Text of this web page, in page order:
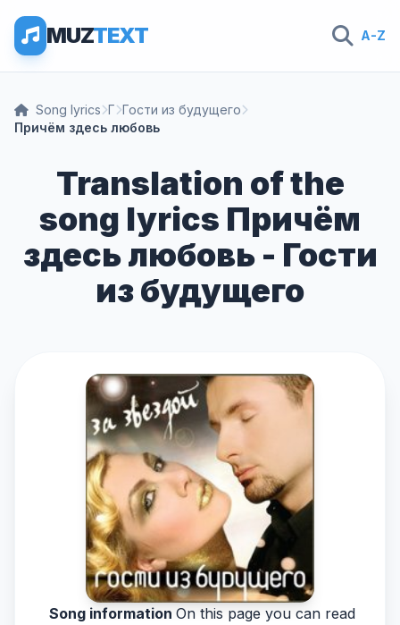
MUZTEXT A-Z
Song lyrics Г Гости из будущего
Причём здесь любовь
Translation of the
song lyrics Причём
здесь любовь - Гости
из будущего
Song information On this page you can read